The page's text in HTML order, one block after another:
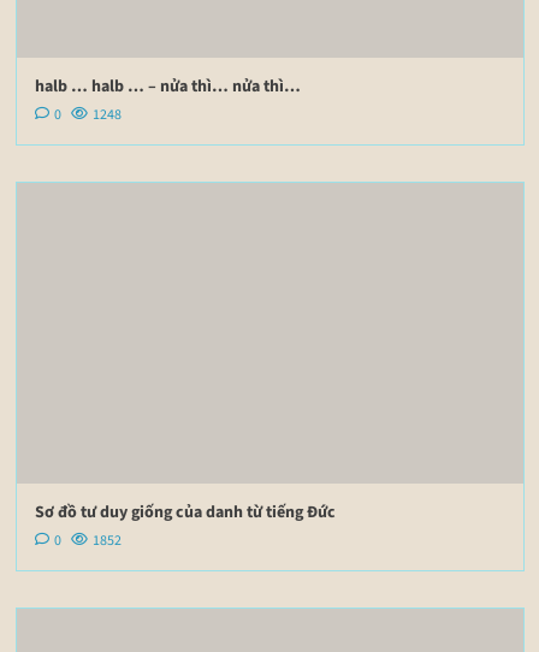
halb … halb … – nửa thì… nửa thì…
0 1248
Sơ đồ tư duy giống của danh từ tiếng Đức
0 1852